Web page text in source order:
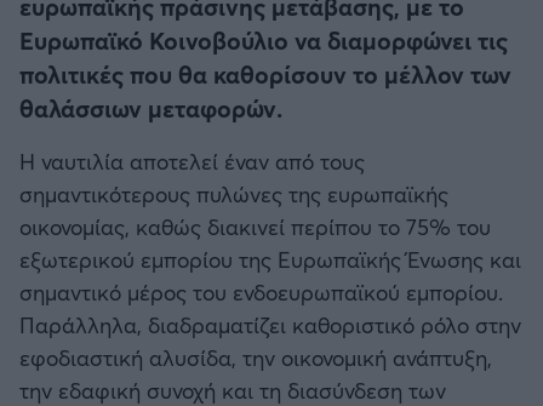
Δημήτρης Τσορμπατζόγλου
Άρης
Λεβαδειακός
ΟΦΗ
Βόλος
Ατρόμητος Αθηνών
Κηφισιά
Συνεντεύξεις
Μεγάλη μου Αγάπη
Μια Ιστορία από την Πόλη
ευρωπαϊκής πράσινης μετάβασης, με το
Ευρωπαϊκό Κοινοβούλιο να διαμορφώνει τις
πολιτικές που θα καθορίσουν το μέλλον των
θαλάσσιων μεταφορών.
Η ναυτιλία αποτελεί έναν από τους
σημαντικότερους πυλώνες της ευρωπαϊκής
οικονομίας, καθώς διακινεί περίπου το 75% του
εξωτερικού εμπορίου της Ευρωπαϊκής Ένωσης και
σημαντικό μέρος του ενδοευρωπαϊκού εμπορίου.
Παράλληλα, διαδραματίζει καθοριστικό ρόλο στην
εφοδιαστική αλυσίδα, την οικονομική ανάπτυξη,
την εδαφική συνοχή και τη διασύνδεση των